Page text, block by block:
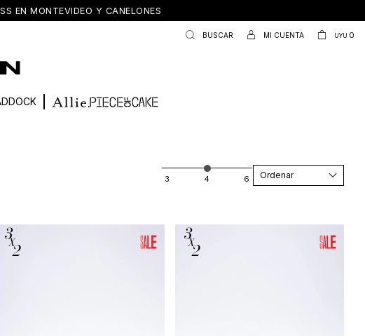
EN MONTEVIDEO Y CANELONES
UYU 0
Recomendados